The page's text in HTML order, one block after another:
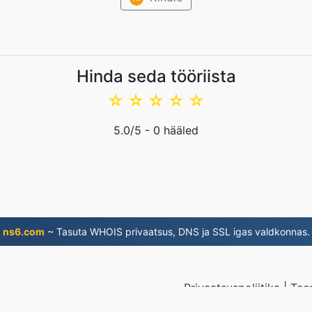
Hinda seda tööriista
☆
☆
☆
☆
☆
5.0/5 - 0 hääled
ns6.com ~ Tasuta WHOIS privaatsus, DNS ja SSL igas valdkonnas.
Privaatsuspoliitika |